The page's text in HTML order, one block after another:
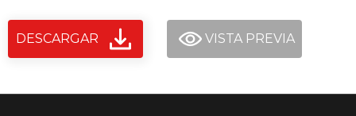
DESCARGAR VISTA PREVIA